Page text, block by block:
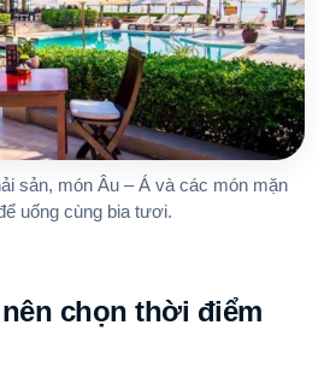
sản, món Âu – Á và các món mặn
uống cùng bia tươi.
chọn thời điểm